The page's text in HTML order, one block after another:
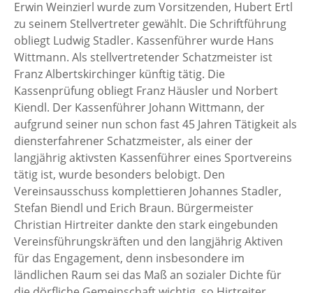
Erwin Weinzierl wurde zum Vorsitzenden, Hubert Ertl
zu seinem Stellvertreter gewählt. Die Schriftführung
obliegt Ludwig Stadler. Kassenführer wurde Hans
Wittmann. Als stellvertretender Schatzmeister ist
Franz Albertskirchinger künftig tätig. Die
Kassenprüfung obliegt Franz Häusler und Norbert
Kiendl. Der Kassenführer Johann Wittmann, der
aufgrund seiner nun schon fast 45 Jahren Tätigkeit als
diensterfahrener Schatzmeister, als einer der
langjährig aktivsten Kassenführer eines Sportvereins
tätig ist, wurde besonders belobigt. Den
Vereinsausschuss komplettieren Johannes Stadler,
Stefan Biendl und Erich Braun. Bürgermeister
Christian Hirtreiter dankte den stark eingebunden
Vereinsführungskräften und den langjährig Aktiven
für das Engagement, denn insbesondere im
ländlichen Raum sei das Maß an sozialer Dichte für